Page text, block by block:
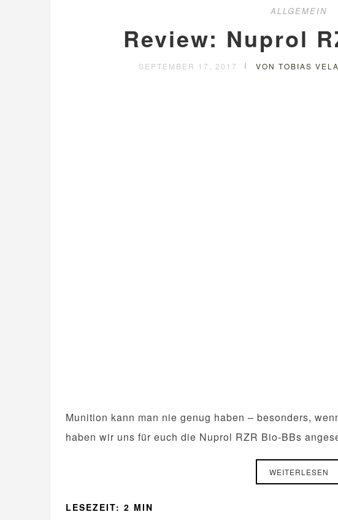
ALLGEMEIN
Review: Nuprol
SEPTEMBER 17, 2017 VON TOBIAS
Munition kann man nie genug haben – besonders,
haben wir uns für euch die Nuprol RZR Bio-BBs
WEITERLESEN
LESEZEIT: 2 MIN